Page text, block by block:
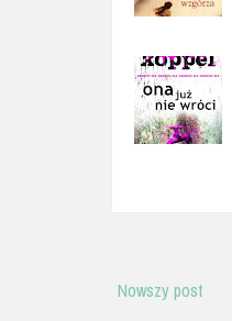
Nowszy post